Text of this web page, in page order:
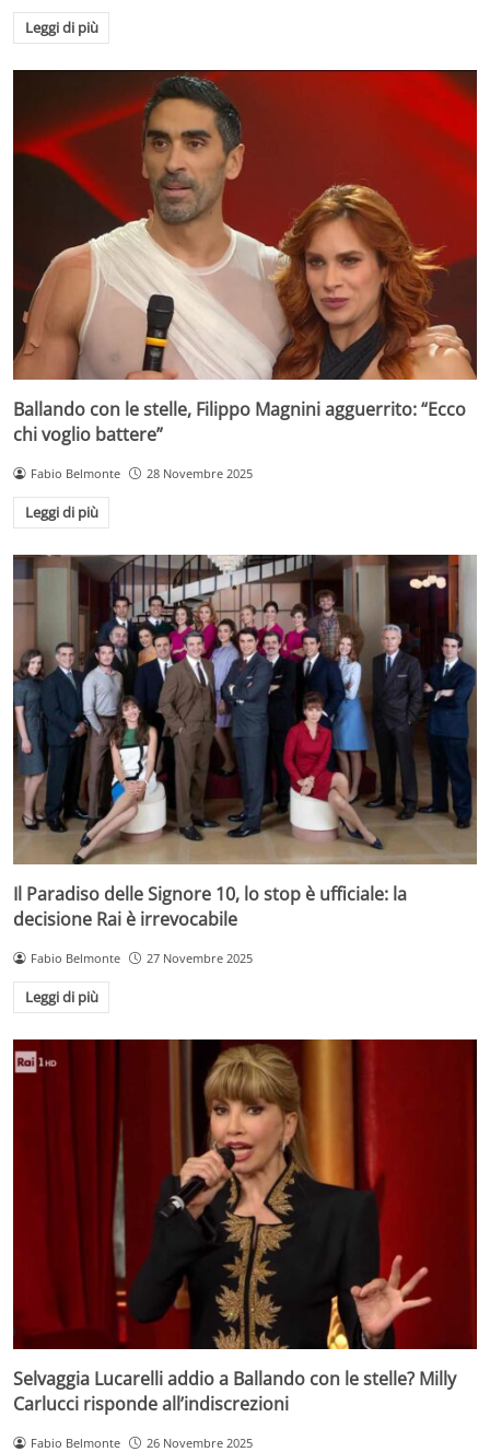
Leggi di più
Ballando con le stelle, Filippo Magnini agguerrito: “Ecco
chi voglio battere”
Fabio Belmonte 28 Novembre 2025
Leggi di più
Il Paradiso delle Signore 10, lo stop è ufficiale: la
decisione Rai è irrevocabile
Fabio Belmonte 27 Novembre 2025
Leggi di più
Selvaggia Lucarelli addio a Ballando con le stelle? Milly
Carlucci risponde all’indiscrezioni
Fabio Belmonte 26 Novembre 2025